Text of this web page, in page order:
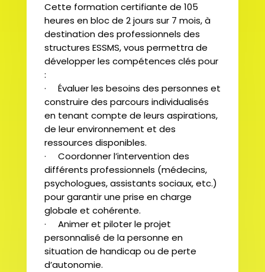
Cette formation certifiante de 105
heures en bloc de 2 jours sur 7 mois, à
destination des professionnels des
structures ESSMS, vous permettra de
développer les compétences clés pour
:
· Évaluer les besoins des personnes et
construire des parcours individualisés
en tenant compte de leurs aspirations,
de leur environnement et des
ressources disponibles.
· Coordonner l’intervention des
différents professionnels (médecins,
psychologues, assistants sociaux, etc.)
pour garantir une prise en charge
globale et cohérente.
· Animer et piloter le projet
personnalisé de la personne en
situation de handicap ou de perte
d’autonomie.